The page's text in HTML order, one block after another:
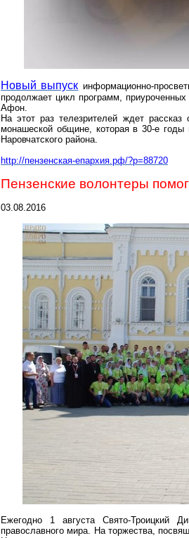
Новый выпуск информационно-
продолжает цикл программ,
Афон.
На этот раз телезрителей ждет
монашеской общине, которая в 30-е
Наровчатского района.
http://пензенская-епархия.рф/?p=88720
Пензенские волонтеры
03.08.2016
Ежегодно 1 августа Свято-Троицкий
православного мира. На торжества,